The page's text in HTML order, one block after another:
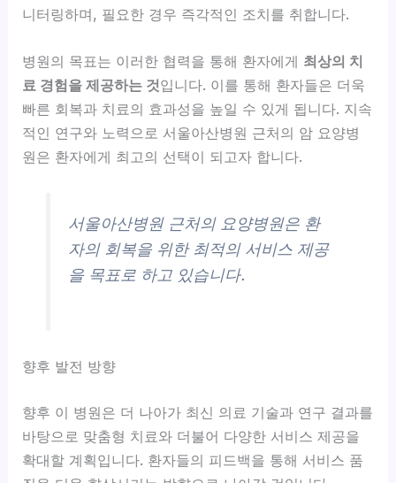
니터링하며, 필요한 경우 즉각적인 조치를 취합니다.
병원의 목표는 이러한 협력을 통해 환자에게 최상의 치
료 경험을 제공하는 것입니다. 이를 통해 환자들은 더욱
빠른 회복과 치료의 효과성을 높일 수 있게 됩니다. 지속
적인 연구와 노력으로 서울아산병원 근처의 암 요양병
원은 환자에게 최고의 선택이 되고자 합니다.
서울아산병원 근처의 요양병원은 환
자의 회복을 위한 최적의 서비스 제공
을 목표로 하고 있습니다.
향후 발전 방향
향후 이 병원은 더 나아가 최신 의료 기술과 연구 결과를
바탕으로 맞춤형 치료와 더불어 다양한 서비스 제공을
확대할 계획입니다. 환자들의 피드백을 통해 서비스 품